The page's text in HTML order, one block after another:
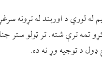
له لوري د اوربند له تړونه
تمه ترې شته. تر ټولو ستر
د توجیه وړ نه ده.